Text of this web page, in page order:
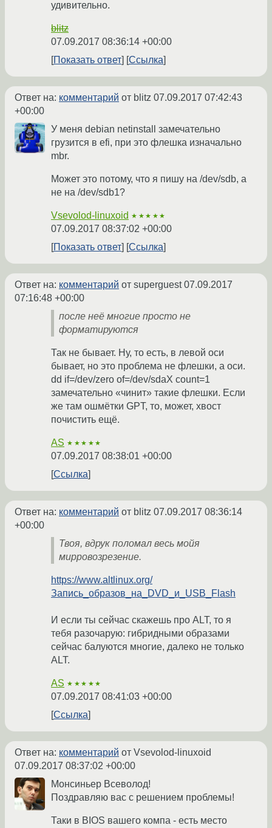
удивительно.
blitz
07.09.2017 08:36:14 +00:00
Показать ответ
Ссылка
Ответ на: комментарий от blitz 07.09.2017 07:42:43
+00:00
У меня debian netinstall замечательно
грузится в efi, при это флешка изначально
mbr.
Может это потому, что я пишу на /dev/sdb, а
не на /dev/sdb1?
Vsevolod-linuxoid ★★★★★
07.09.2017 08:37:02 +00:00
Показать ответ
Ссылка
Ответ на: комментарий от superguest07.09.2017
07:16:48 +00:00
после неё многие просто не
форматируются
Так не бывает. Ну, то есть, в левой оси
бывает, но это проблема не флешки, а оси.
dd if=/dev/zero of=/dev/sdaX count=1
замечательно «чинит» такие флешки. Если
же там ошмётки GPT, то, может, хвост
почистить ещё.
AS ★★★★★
07.09.2017 08:38:01 +00:00
Ссылка
Ответ на: комментарий от blitz 07.09.2017 08:36:14
+00:00
Твоя, вдрук поломал весь мойя
мирровозрезение.
https://www.altlinux.org/
Запись_образов_на_DVD_и_USB_Flash
И если ты сейчас скажешь про ALT, то я
тебя разочарую: гибридными образами
сейчас балуются многие, далеко не только
ALT.
AS ★★★★★
07.09.2017 08:41:03 +00:00
Ссылка
Ответ на: комментарий от Vsevolod-linuxoid
07.09.2017 08:37:02 +00:00
Монсиньер Всеволод!
Поздравляю вас с решением проблемы!
Таки в BIOS вашего компа - есть место